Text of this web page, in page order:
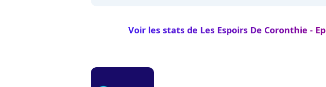
Voir les stats de Les Espoirs De Coronthie - Ep